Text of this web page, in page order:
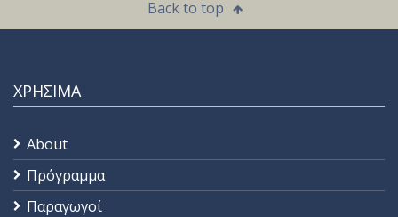
Back to top
ΧΡΗΣΙΜΑ
About
Πρόγραμμα
Παραγωγοί